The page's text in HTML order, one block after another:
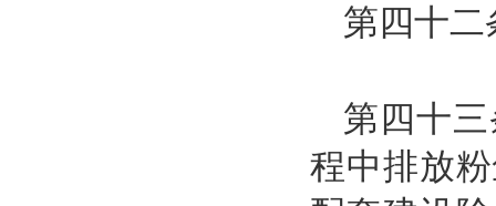
第四十
第四十
程中排放